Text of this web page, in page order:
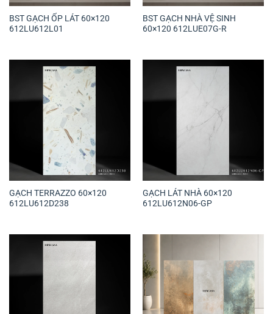
BST GẠCH ỐP LÁT 60×120
612LU612L01
BST GẠCH NHÀ VỆ SINH
60×120 612LUE07G-R
GẠCH TERRAZZO 60×120
612LU612D238
GẠCH LÁT NHÀ 60×120
612LU612N06-GP